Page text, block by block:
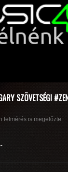
SZÖVETSÉG!
felmérés is megelőzte.